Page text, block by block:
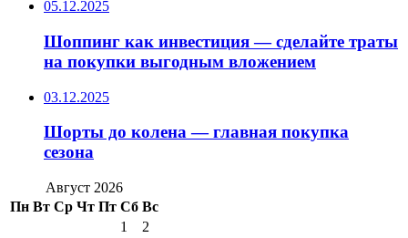
05.12.2025
Шоппинг как инвестиция — сделайте траты
на покупки выгодным вложением
03.12.2025
Шорты до колена — главная покупка
сезона
Август 2026
Пн Вт Ср Чт Пт Сб Вс
1
2